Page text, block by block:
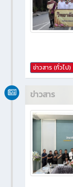
ข่าวสาร (ทั่วไป)